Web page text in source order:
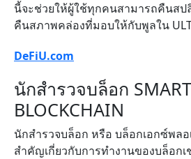
นี้จะช่วยให้ผู้ใช้ทุกคนสามารถคืนสป
คืนสภาพคล่องที่มอบให้กับพูลใน
DeFiU.com
นักสำรวจบล็อก SMART
BLOCKCHAIN
นักสำรวจบล็อก หรือ บล็อกเอกซ์พล
สำคัญเกี่ยวกับการทำงานของบล็อกเ